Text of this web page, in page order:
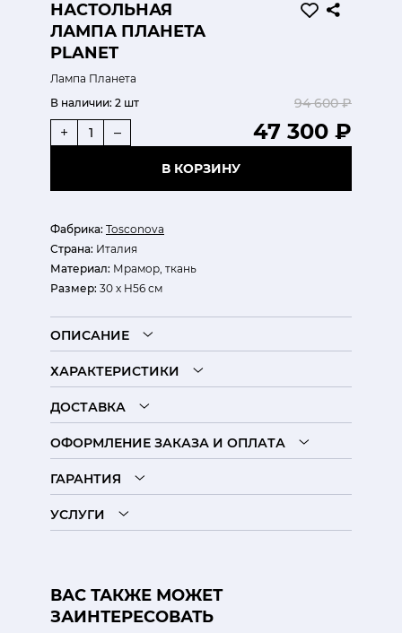
НАСТОЛЬНАЯ
ЛАМПА ПЛАНЕТА
PLANET
Лампа Планета
Фабрика: Tosconova
Страна: Италия
Материал: Мрамор, ткань
Размер: 30 х H56 см
В наличии: 2 шт 94 600 ₽
47 300 ₽
+ –
В КОРЗИНУ
ОПИСАНИЕ
ХАРАКТЕРИСТИКИ
ДОСТАВКА
ОФОРМЛЕНИЕ ЗАКАЗА И ОПЛАТА
ГАРАНТИЯ
УСЛУГИ
ВАС ТАКЖЕ МОЖЕТ
ЗАИНТЕРЕСОВАТЬ